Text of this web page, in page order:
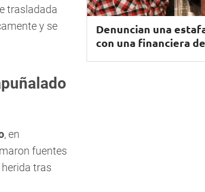
trasladada
y se
, en
fuentes
tras
Denuncian una
con una financiera